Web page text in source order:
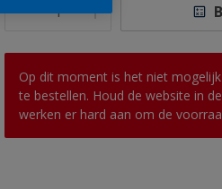
Op dit moment is het niet
te bestellen. Houd de website in
werken er hard aan om de